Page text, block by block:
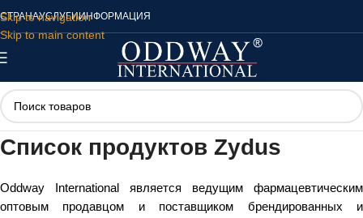
Skip to navigation
Skip to main content
СТРАНАУСЛУГИИНФОРМАЦИЯ
Список продуктов Zydus
Oddway International является ведущим фармацевтическим
оптовым продавцом и поставщиком брендированных и